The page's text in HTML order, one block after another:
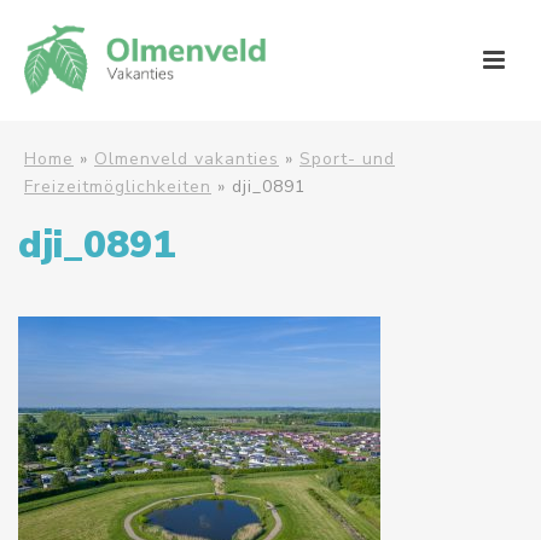
Home » Olmenveld vakanties » Sport- und
Freizeitmöglichkeiten » dji_0891
dji_0891